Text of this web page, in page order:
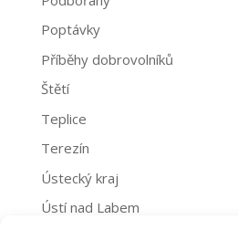
Poptávky
Příběhy dobrovolníků
Štětí
Teplice
Terezín
Ústecký kraj
Ústí nad Labem